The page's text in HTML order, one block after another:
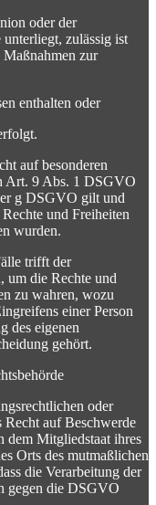
oder der
zulässig ist
Maßnahmen zur
enthalten oder
auf besonderen
Art. 9 Abs. 1 DSGVO
g DSGVO gilt und
und Freiheiten
wurden.
trifft der
um die Rechte und
zu wahren, wozu
einer Person
des eigenen
gehört.
oder
Recht auf Beschwerde
dem Mitgliedstaat ihres
Orts des mutmaßlichen
die Verarbeitung der
gegen die DSGVO